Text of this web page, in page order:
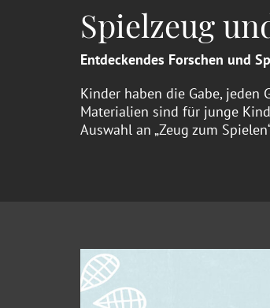
Spielzeug
Entdeckendes Forschen und
Kinder haben die Gabe, jeden
Materialien sind für junge
Auswahl an „Zeug zum